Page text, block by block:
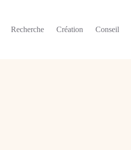
Recherche Création Conseil